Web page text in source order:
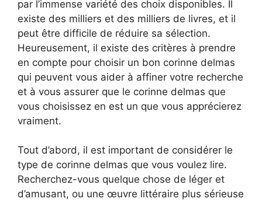
par l’immense variété des choix disponibles. Il
existe des milliers et des milliers de livres, et il
peut être difficile de réduire sa sélection.
Heureusement, il existe des critères à prendre
en compte pour choisir un bon corinne delmas
qui peuvent vous aider à affiner votre recherche
et à vous assurer que le corinne delmas que
vous choisissez en est un que vous apprécierez
vraiment.
Tout d’abord, il est important de considérer le
type de corinne delmas que vous voulez lire.
Recherchez-vous quelque chose de léger et
d’amusant, ou une œuvre littéraire plus sérieuse